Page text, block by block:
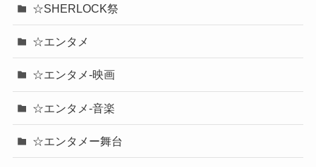
☆SHERLOCK祭
☆エンタメ
☆エンタメ-映画
☆エンタメ-音楽
☆エンタメー舞台